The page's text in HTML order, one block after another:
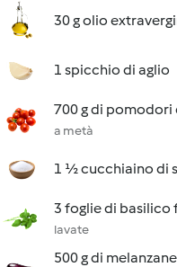
30 g olio
1 spicchio di aglio
700 g di pomodori
a metà
1 ½ cucchiaino di
3 foglie di basilico
lavate
500 g di melanzane